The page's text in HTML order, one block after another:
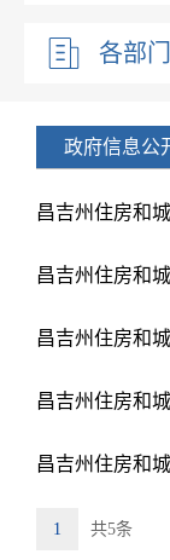
各部
政府信息公
1 共5条